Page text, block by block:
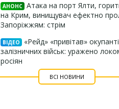
АНОНС Атака на порт Ялти,
на Крим, винищувач ефектно
Запоріжжям: стрім
ВІДЕО
«Рейд» «привітав»
залізничних військ: уражено
росіян
ВСІ НОВИНИ